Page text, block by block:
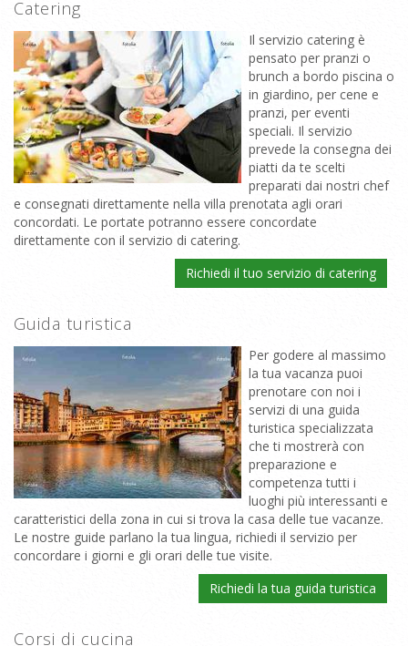
Catering
Il servizio catering è
pensato per pranzi o
brunch a bordo piscina o
in giardino, per cene e
pranzi, per eventi
speciali. Il servizio
prevede la consegna dei
piatti da te scelti
preparati dai nostri chef
e consegnati direttamente nella villa prenotata agli orari
concordati. Le portate potranno essere concordate
direttamente con il servizio di catering.
Richiedi il tuo servizio di catering
Guida turistica
Per godere al massimo
la tua vacanza puoi
prenotare con noi i
servizi di una guida
turistica specializzata
che ti mostrerà con
preparazione e
competenza tutti i
luoghi più interessanti e
caratteristici della zona in cui si trova la casa delle tue vacanze.
Le nostre guide parlano la tua lingua, richiedi il servizio per
concordare i giorni e gli orari delle tue visite.
Richiedi la tua guida turistica
Corsi di cucina